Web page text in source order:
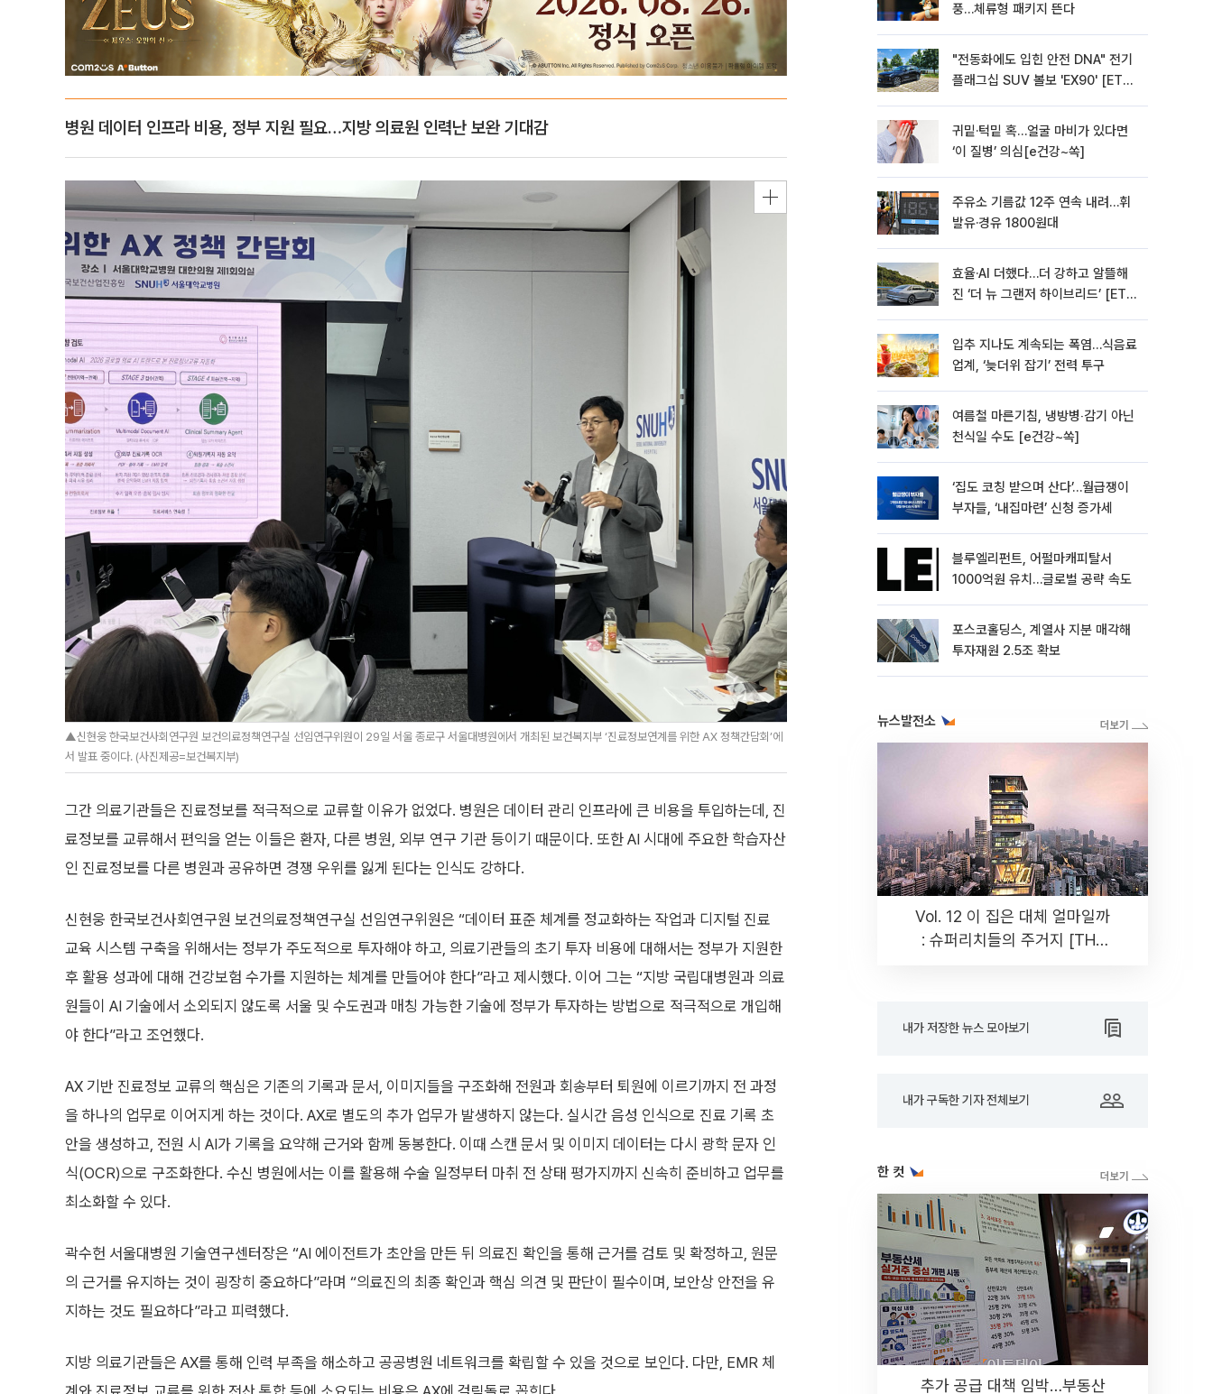
병원 데이터 인프라 비용, 정부 지원 필요…지방 의료원 인력난 보완 기대감
▲신현웅 한국보건사회연구원 보건의료정책연구실 선임연구위원이 29일 서울 종로구 서울대병원에서 개최된 보건복지부 ‘진료정보연계를 위한 AX 정책간담회’에
서 발표 중이다. (사진제공=보건복지부)
그간 의료기관들은 진료정보를 적극적으로 교류할 이유가 없었다. 병원은 데이터 관리 인프라에 큰 비용을 투입하는데, 진
료정보를 교류해서 편익을 얻는 이들은 환자, 다른 병원, 외부 연구 기관 등이기 때문이다. 또한 AI 시대에 주요한 학습자산
인 진료정보를 다른 병원과 공유하면 경쟁 우위를 잃게 된다는 인식도 강하다.
신현웅 한국보건사회연구원 보건의료정책연구실 선임연구위원은 “데이터 표준 체계를 정교화하는 작업과 디지털 진료
교육 시스템 구축을 위해서는 정부가 주도적으로 투자해야 하고, 의료기관들의 초기 투자 비용에 대해서는 정부가 지원한
후 활용 성과에 대해 건강보험 수가를 지원하는 체계를 만들어야 한다”라고 제시했다. 이어 그는 “지방 국립대병원과 의료
원들이 AI 기술에서 소외되지 않도록 서울 및 수도권과 매칭 가능한 기술에 정부가 투자하는 방법으로 적극적으로 개입해
야 한다”라고 조언했다.
AX 기반 진료정보 교류의 핵심은 기존의 기록과 문서, 이미지들을 구조화해 전원과 회송부터 퇴원에 이르기까지 전 과정
을 하나의 업무로 이어지게 하는 것이다. AX로 별도의 추가 업무가 발생하지 않는다. 실시간 음성 인식으로 진료 기록 초
안을 생성하고, 전원 시 AI가 기록을 요약해 근거와 함께 동봉한다. 이때 스캔 문서 및 이미지 데이터는 다시 광학 문자 인
식(OCR)으로 구조화한다. 수신 병원에서는 이를 활용해 수술 일정부터 마취 전 상태 평가지까지 신속히 준비하고 업무를
최소화할 수 있다.
곽수헌 서울대병원 기술연구센터장은 “AI 에이전트가 초안을 만든 뒤 의료진 확인을 통해 근거를 검토 및 확정하고, 원문
의 근거를 유지하는 것이 굉장히 중요하다”라며 “의료진의 최종 확인과 핵심 의견 및 판단이 필수이며, 보안상 안전을 유
지하는 것도 필요하다”라고 피력했다.
지방 의료기관들은 AX를 통해 인력 부족을 해소하고 공공병원 네트워크를 확립할 수 있을 것으로 보인다. 다만, EMR 체
풍…체류형 패키지 뜬다
"전동화에도 입힌 안전 DNA" 전기
플래그십 SUV 볼보 'EX90' [ET의
귀밑·턱밑 혹…얼굴 마비가 있다면
‘이 질병’ 의심[e건강~쏙]
주유소 기름값 12주 연속 내려…휘
발유·경유 1800원대
효율·AI 더했다…더 강하고 알뜰해
진 ‘더 뉴 그랜저 하이브리드’ [ET의
입추 지나도 계속되는 폭염…식음료
업계, ‘늦더위 잡기’ 전력 투구
여름철 마른기침, 냉방병‧감기 아닌
천식일 수도 [e건강~쏙]
‘집도 코칭 받으며 산다’…월급쟁이
부자들, ‘내집마련’ 신청 증가세
블루엘리펀트, 어펄마캐피탈서
1000억원 유치…글로벌 공략 속도
포스코홀딩스, 계열사 지분 매각해
투자재원 2.5조 확보
뉴스발전소
Vol. 12 이 집은 대체 얼마일까
: 슈퍼리치들의 주거지 [THE
내가 저장한 뉴스 모아보기
내가 구독한 기자 전체보기
한 컷
추가 공급 대책 임박…부동산